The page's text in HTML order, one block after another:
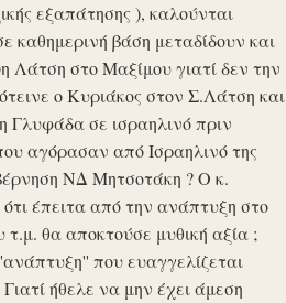
εξαπάτησης ), καλούνται
βάση μεταδίδουν και
Λάτση στο Μαξίμου γιατί δεν την
ο Κυριάκος στον Σ.Λάτση και
Γλυφάδα σε ισραηλινό πριν
αγόρασαν από Ισραηλινό της
ΝΔ Μητσοτάκη ? Ο κ.
έπειτα από την ανάπτυξη στο
τ.μ. θα αποκτούσε μυθική αξία ;
που ευαγγελίζεται
ήθελε να μην έχει άμεση